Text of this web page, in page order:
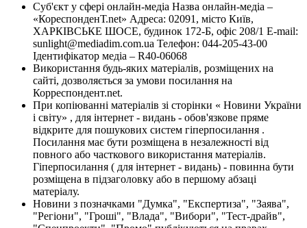
Суб'єкт у сфері онлайн-медіа Назва онлайн-медіа –
«КореспонденТ.net» Адреса: 02091, місто Київ,
ХАРКІВСЬКЕ ШОСЕ, будинок 172-Б, офіс 208/1 E-mail:
sunlight@mediadim.com.ua Телефон: 044-205-43-00
Ідентифікатор медіа – R40-06068
Використання будь-яких матеріалів, розміщених на
сайті, дозволяється за умови посилання на
Корреспондент.net.
При копіюванні матеріалів зі сторінки « Новини України
і світу» , для інтернет - видань - обов'язкове пряме
відкрите для пошукових систем гіперпосилання .
Посилання має бути розміщена в незалежності від
повного або часткового використання матеріалів.
Гіперпосилання ( для інтернет - видань) - повинна бути
розміщена в підзаголовку або в першому абзаці
матеріалу.
Новини з позначками "Думка", "Експертиза", "Заява",
"Регіони", "Гроші", "Влада", "Вибори", "Тест-драйв",